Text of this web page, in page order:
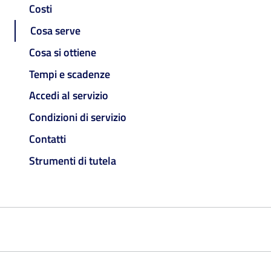
Costi
Cosa serve
Cosa si ottiene
Tempi e scadenze
Accedi al servizio
Condizioni di servizio
Contatti
Strumenti di tutela